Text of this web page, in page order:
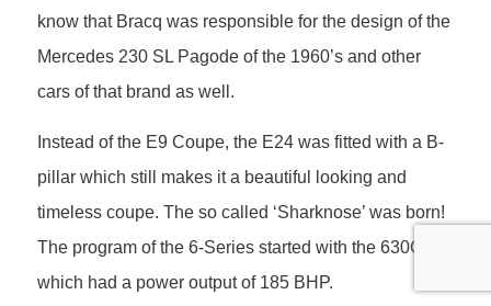
know that Bracq was responsible for the design of the
Mercedes 230 SL Pagode of the 1960’s and other
cars of that brand as well.
Instead of the E9 Coupe, the E24 was fitted with a B-
pillar which still makes it a beautiful looking and
timeless coupe. The so called ‘Sharknose’ was born!
The program of the 6-Series started with the 630CS,
which had a power output of 185 BHP.